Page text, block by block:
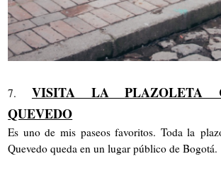
7. VISITA LA PLAZOLETA
QUEVEDO
Es uno de mis paseos favoritos. Toda la
Quevedo queda en un lugar público de Bogotá.